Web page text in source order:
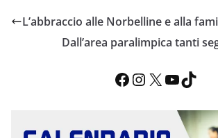
L’abbraccio alle Norbelline e alla
Dall’area paralimpica tanti
Facebook InstagramX YouTube TikTok